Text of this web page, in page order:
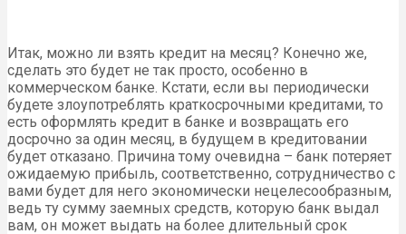
Итак, можно ли взять кредит на месяц? Конечно же,
сделать это будет не так просто, особенно в
коммерческом банке. Кстати, если вы периодически
будете злоупотреблять краткосрочными кредитами, то
есть оформлять кредит в банке и возвращать его
досрочно за один месяц, в будущем в кредитовании
будет отказано. Причина тому очевидна – банк потеряет
ожидаемую прибыль, соответственно, сотрудничество с
вами будет для него экономически нецелесообразным,
ведь ту сумму заемных средств, которую банк выдал
вам, он может выдать на более длительный срок